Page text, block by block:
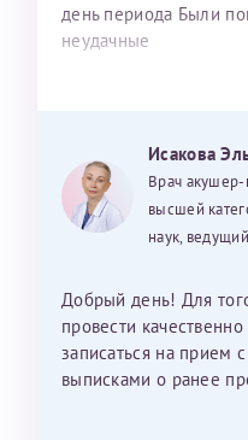
день периода Были
неудачные
Исакова
Врач акушер-
высшей
наук,
Добрый день! Для
провести
записаться на прием
выписками о ранее